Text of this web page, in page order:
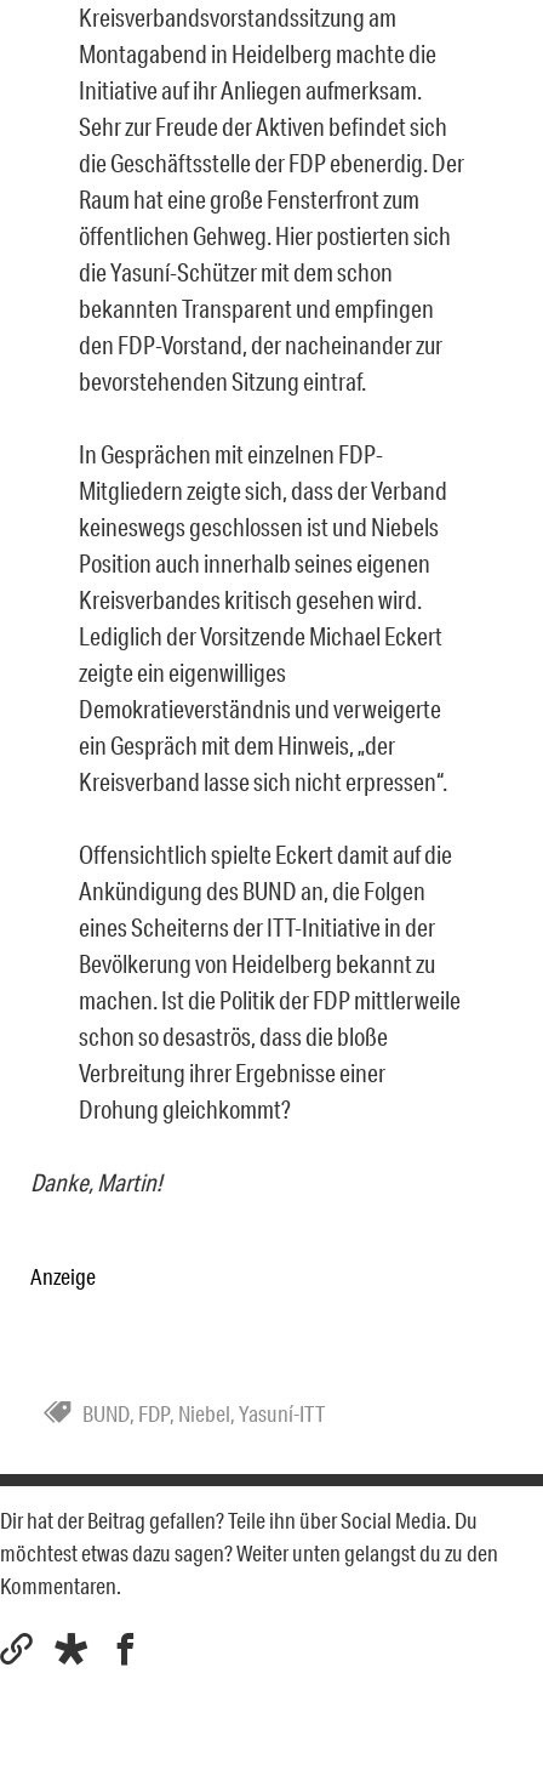
Kreisverbandsvorstandssitzung am
Montagabend in Heidelberg machte die
Initiative auf ihr Anliegen aufmerksam.
Sehr zur Freude der Aktiven befindet sich
die Geschäftsstelle der FDP ebenerdig. Der
Raum hat eine große Fensterfront zum
öffentlichen Gehweg. Hier postierten sich
die Yasuní-Schützer mit dem schon
bekannten Transparent und empfingen
den FDP-Vorstand, der nacheinander zur
bevorstehenden Sitzung eintraf.
In Gesprächen mit einzelnen FDP-
Mitgliedern zeigte sich, dass der Verband
keineswegs geschlossen ist und Niebels
Position auch innerhalb seines eigenen
Kreisverbandes kritisch gesehen wird.
Lediglich der Vorsitzende Michael Eckert
zeigte ein eigenwilliges
Demokratieverständnis und verweigerte
ein Gespräch mit dem Hinweis, „der
Kreisverband lasse sich nicht erpressen“.
Offensichtlich spielte Eckert damit auf die
Ankündigung des BUND an, die Folgen
eines Scheiterns der ITT-Initiative in der
Bevölkerung von Heidelberg bekannt zu
machen. Ist die Politik der FDP mittlerweile
schon so desaströs, dass die bloße
Verbreitung ihrer Ergebnisse einer
Drohung gleichkommt?
Danke, Martin!
Anzeige
BUND, FDP, Niebel,Yasuní-ITT
Dir hat der Beitrag gefallen? Teile ihn über Social Media. Du
möchtest etwas dazu sagen? Weiter unten gelangst du zu den
Kommentaren.